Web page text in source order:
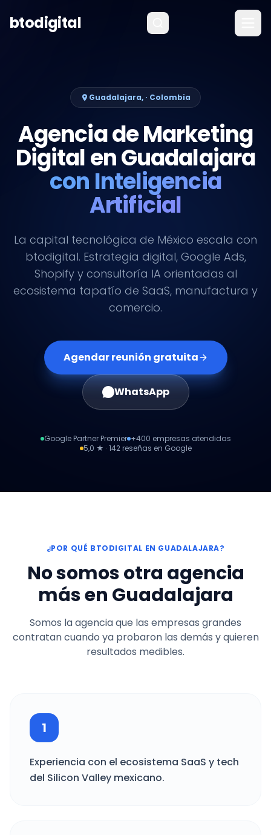
btodigital
Guadalajara, · Colombia
Agencia de Marketing
Digital en Guadalajara
con Inteligencia
Artificial
La capital tecnológica de México escala con
btodigital. Estrategia digital, Google Ads,
Shopify y consultoría IA orientadas al
ecosistema tapatío de SaaS, manufactura y
comercio.
Agendar reunión gratuita
WhatsApp
Google Partner Premier +400 empresas atendidas
5,0 ★ · 142 reseñas en Google
¿POR QUÉ BTODIGITAL EN GUADALAJARA?
No somos otra agencia
más en Guadalajara
Somos la agencia que las empresas grandes
contratan cuando ya probaron las demás y quieren
resultados medibles.
1
Experiencia con el ecosistema SaaS y tech
del Silicon Valley mexicano.